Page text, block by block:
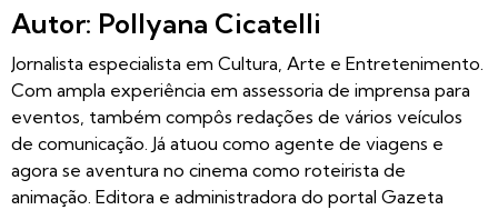
Autor: Pollyana Cicatelli
Jornalista especialista em Cultura, Arte e Entretenimento.
Com ampla experiência em assessoria de imprensa para
eventos, também compôs redações de vários veículos
de comunicação. Já atuou como agente de viagens e
agora se aventura no cinema como roteirista de
animação. Editora e administradora do portal Gazeta